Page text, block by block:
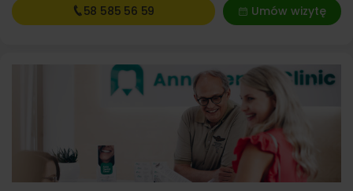
Umów wizytę
58 585 56 59